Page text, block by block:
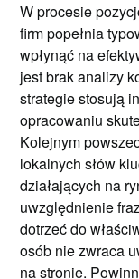
W procesie
firm popełnia
wpłynąć na
jest brak analizy
strategie stosują
opracowaniu
Kolejnym
lokalnych słów
działających na
uwzględnienie
dotrzeć do
osób nie zwraca
na stronie.